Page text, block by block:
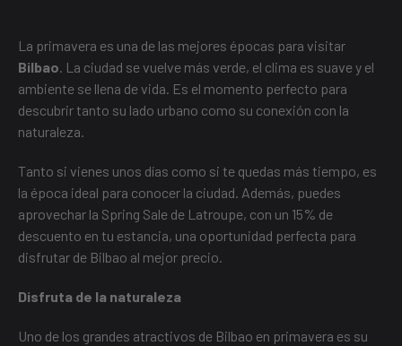
La primavera es una de las mejores épocas para visitar
Bilbao. La ciudad se vuelve más verde, el clima es suave y el
ambiente se llena de vida. Es el momento perfecto para
descubrir tanto su lado urbano como su conexión con la
naturaleza.
Tanto si vienes unos días como si te quedas más tiempo, es
la época ideal para conocer la ciudad. Además, puedes
aprovechar la Spring Sale de Latroupe, con un 15% de
descuento en tu estancia, una oportunidad perfecta para
disfrutar de Bilbao al mejor precio.
Disfruta de la naturaleza
Uno de los grandes atractivos de Bilbao en primavera es su